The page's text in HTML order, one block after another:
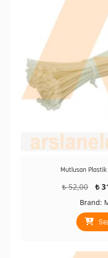
Mutlusan Plastik
₺52,00
fiyat:
₺
₺
Brand: